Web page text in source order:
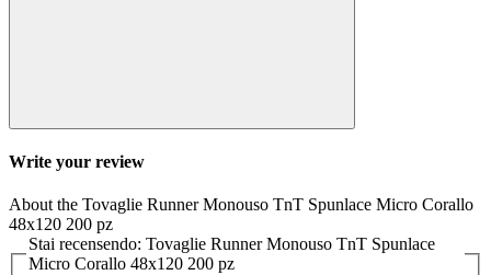
Write your review
About the Tovaglie Runner Monouso TnT Spunlace Micro Corallo
48x120 200 pz
Stai recensendo: Tovaglie Runner Monouso TnT Spunlace
Micro Corallo 48x120 200 pz